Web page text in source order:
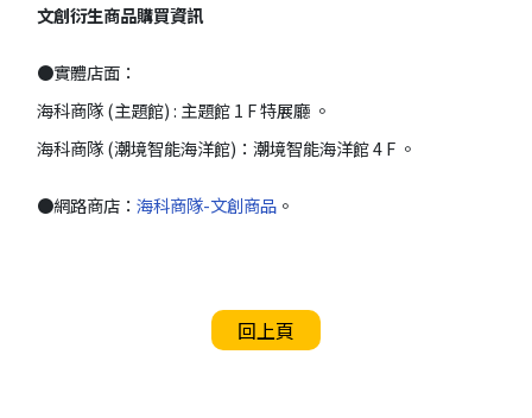
文創衍生商品購買資訊
●實體店面：
海科商隊 (主題館) : 主題館1 F特展廳 。
海科商隊 (潮境智能海洋館)：潮境智能海洋館 4 F 。
●網路商店： 海科商隊-文創商品。
回上頁